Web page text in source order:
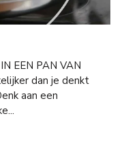
EEN PAN VAN
dan je denkt
aan een